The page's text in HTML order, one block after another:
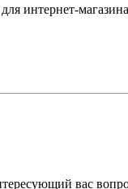
интернет-
вас